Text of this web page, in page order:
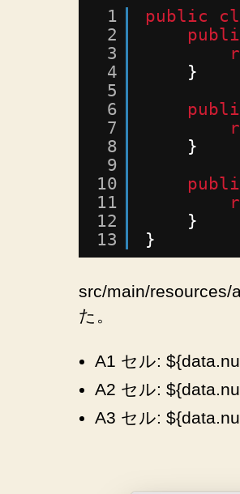
1
2
3
4
5
6
7
8
9
10
11
12
13
public
}
}
}
}
src/main/resources/
た。
A1 セル:
A2 セル:
A3 セル: